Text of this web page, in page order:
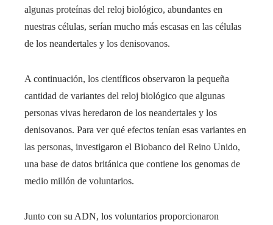
algunas proteínas del reloj biológico, abundantes en
nuestras células, serían mucho más escasas en las células
de los neandertales y los denisovanos.
A continuación, los científicos observaron la pequeña
cantidad de variantes del reloj biológico que algunas
personas vivas heredaron de los neandertales y los
denisovanos. Para ver qué efectos tenían esas variantes en
las personas, investigaron el Biobanco del Reino Unido,
una base de datos británica que contiene los genomas de
medio millón de voluntarios.
Junto con su ADN, los voluntarios proporcionaron